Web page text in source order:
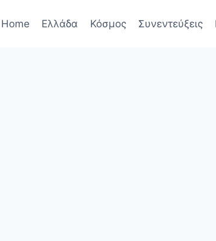
Home Ελλάδα Κόσμος Συνεντεύξεις